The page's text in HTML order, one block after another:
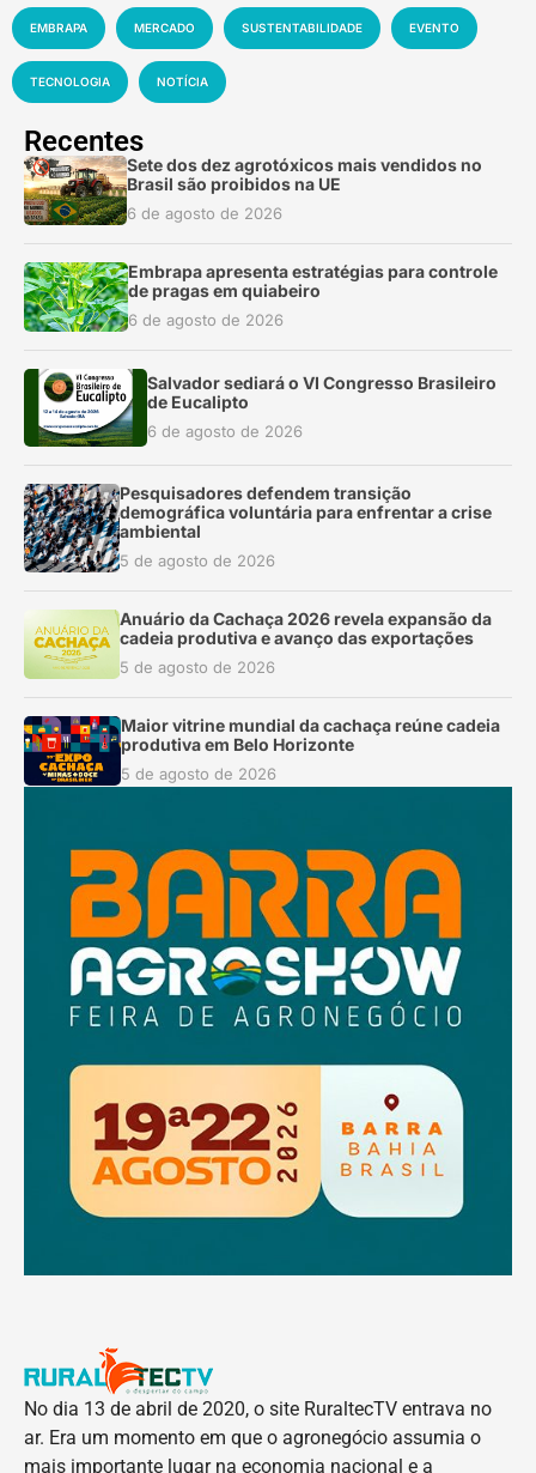
EMBRAPA MERCADO SUSTENTABILIDADE EVENTO
TECNOLOGIA NOTÍCIA
Recentes
Sete dos dez agrotóxicos mais vendidos no
Brasil são proibidos na UE
6 de agosto de 2026
Embrapa apresenta estratégias para controle
de pragas em quiabeiro
6 de agosto de 2026
Salvador sediará o VI Congresso Brasileiro
de Eucalipto
6 de agosto de 2026
Pesquisadores defendem transição
demográfica voluntária para enfrentar a crise
ambiental
5 de agosto de 2026
Anuário da Cachaça 2026 revela expansão da
cadeia produtiva e avanço das exportações
5 de agosto de 2026
Maior vitrine mundial da cachaça reúne cadeia
produtiva em Belo Horizonte
5 de agosto de 2026
No dia 13 de abril de 2020, o site RuraltecTV entrava no
ar. Era um momento em que o agronegócio assumia o
mais importante lugar na economia nacional e a